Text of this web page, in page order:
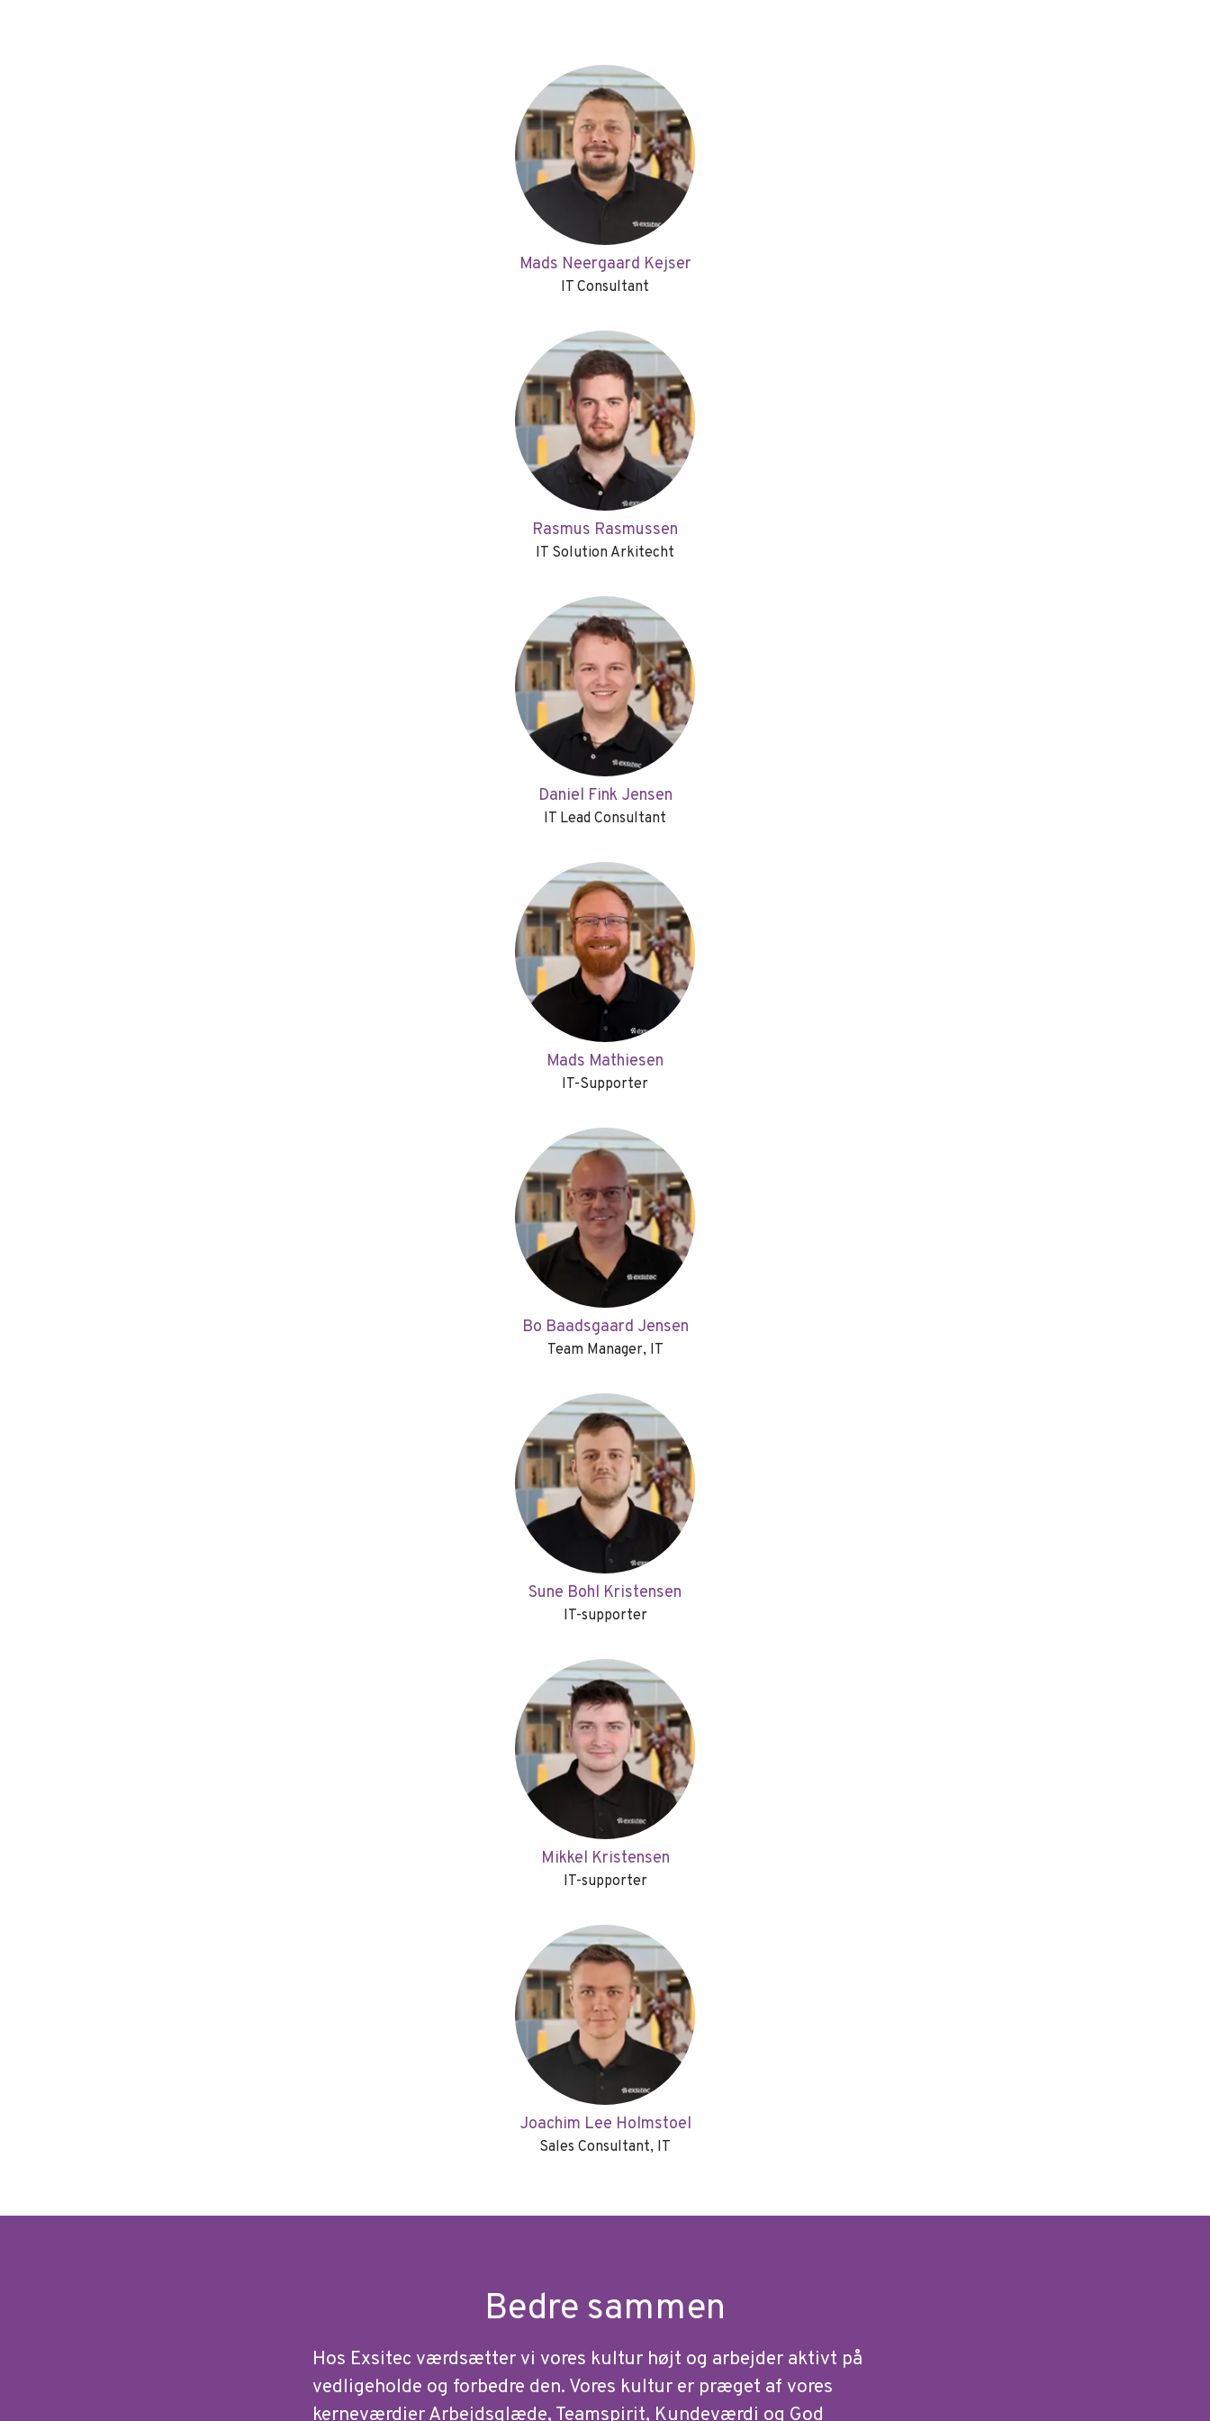
Mads Neergaard Kejser
IT Consultant
Rasmus Rasmussen
IT Solution Arkitecht
Daniel Fink Jensen
IT Lead Consultant
Mads Mathiesen
IT-Supporter
Bo Baadsgaard Jensen
Team Manager, IT
Sune Bohl Kristensen
IT-supporter
Mikkel Kristensen
IT-supporter
Joachim Lee Holmstoel
Sales Consultant, IT
Bedre sammen
Hos Exsitec værdsætter vi vores kultur højt og arbejder aktivt på
vedligeholde og forbedre den. Vores kultur er præget af vores
kerneværdier Arbejdsglæde, Teamspirit, Kundeværdi og God